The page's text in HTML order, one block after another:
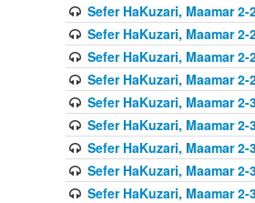
Sefer HaKuzari, Maamar 2-
Sefer HaKuzari, Maamar 2-
Sefer HaKuzari, Maamar 2-
Sefer HaKuzari, Maamar 2-
Sefer HaKuzari, Maamar 2-
Sefer HaKuzari, Maamar 2-
Sefer HaKuzari, Maamar 2-
Sefer HaKuzari, Maamar 2-
Sefer HaKuzari, Maamar 2-